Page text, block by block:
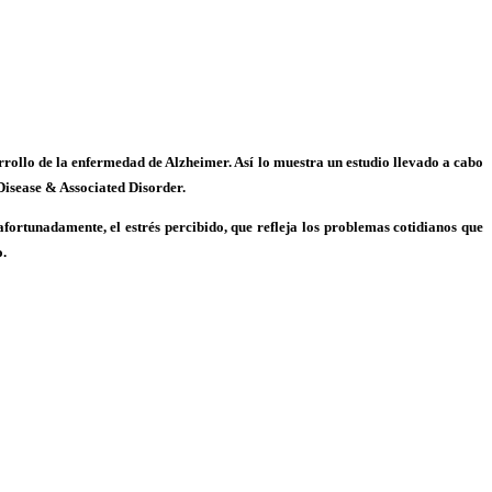
de la enfermedad deAlzheimer. Así lo muestra un estudio llevado a cabo
& Associated Disorder.
el estrés percibido, que refleja los problemas cotidianos que